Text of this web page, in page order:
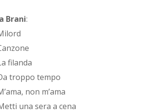
Brani:
filanda
troppo tempo
non m’ama
una sera a cena